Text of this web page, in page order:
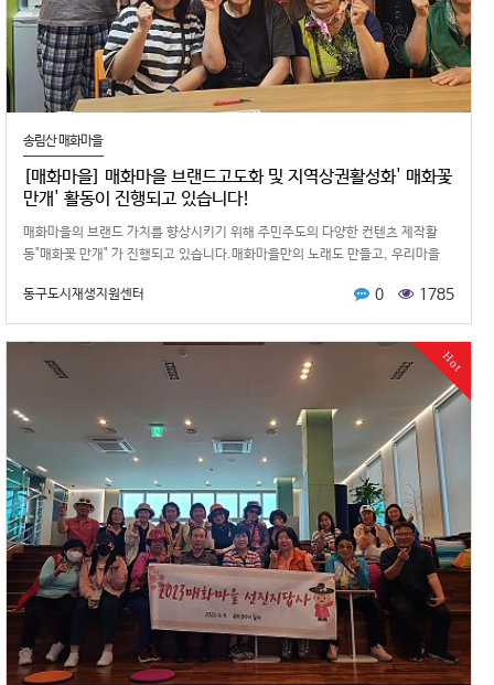
송림산 매화마을
[매화마을] 매화마을 브랜드고도화 및 지역상권활성화' 매화꽃
만개' 활동이 진행되고 있습니다!
매화마을의 브랜드 가치를 향상시키기 위해 주민주도의 다양한 컨텐츠 제작활
동"매화꽃 만개" 가 진행되고 있습니다.매화마을만의 노래도 만들고, 우리마을
동구도시재생지원센터
0 1785
Hot